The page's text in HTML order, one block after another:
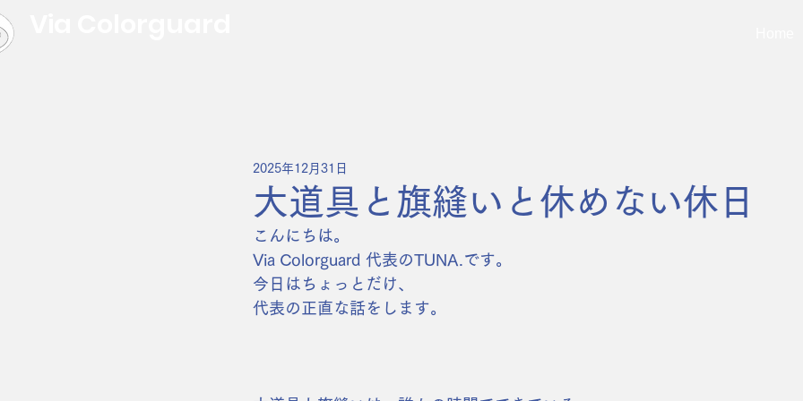
大道具と旗縫いと休めない休日
2025年12月31日
こんにちは。
Via Colorguard 代表のTUNA.です。
今日はちょっとだけ、
代表の正直な話をします。